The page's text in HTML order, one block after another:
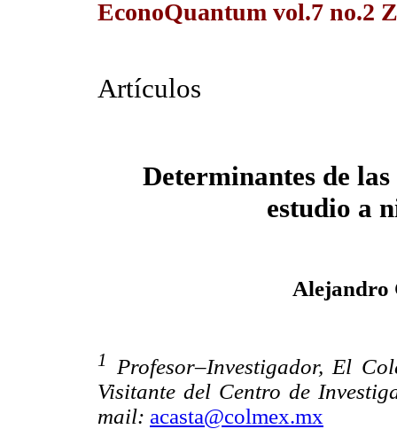
EconoQuantum vol.7 no.2
Artículos
Determinantes de
estudio a
Alejandro
1
Profesor–Investigador, El
Visitante del Centro de
mail: acasta@colmex.mx